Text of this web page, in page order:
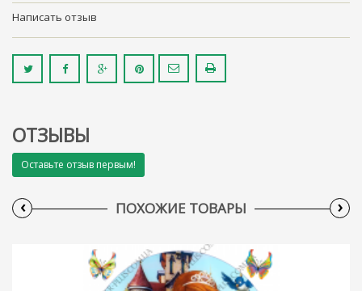
Написать отзыв
ОТЗЫВЫ
Оставьте отзыв первым!
ПОХОЖИЕ ТОВАРЫ
‹ ›